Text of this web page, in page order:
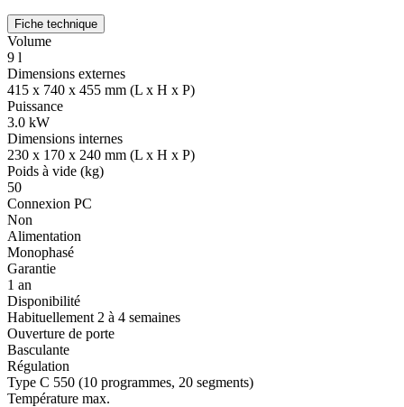
Fiche technique
Volume
9 l
Dimensions externes
415 x 740 x 455 mm (L x H x P)
Puissance
3.0 kW
Dimensions internes
230 x 170 x 240 mm (L x H x P)
Poids à vide (kg)
50
Connexion PC
Non
Alimentation
Monophasé
Garantie
1 an
Disponibilité
Habituellement 2 à 4 semaines
Ouverture de porte
Basculante
Régulation
Type C 550 (10 programmes, 20 segments)
Température max.